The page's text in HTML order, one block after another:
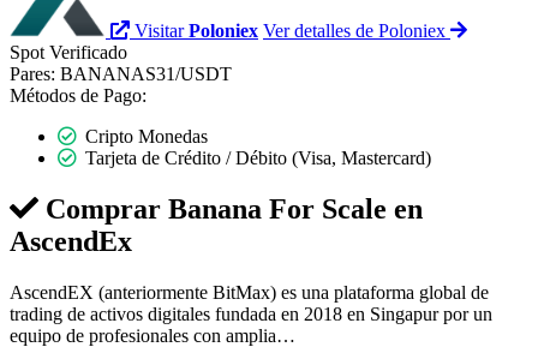
VisitarPoloniex Ver detalles de Poloniex
Spot Verificado
Pares: BANANAS31/USDT
Métodos de Pago:
Cripto Monedas
Tarjeta de Crédito / Débito (Visa, Mastercard)
Comprar Banana For Scale en
AscendEx
AscendEX (anteriormente BitMax) es una plataforma global de
trading de activos digitales fundada en 2018 en Singapur por un
equipo de profesionales con amplia…